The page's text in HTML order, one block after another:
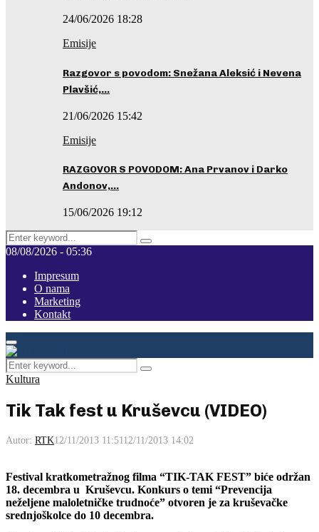
24/06/2026 18:28
Emisije
Razgovor s povodom: Snežana Aleksić i Nevena
Plavšić,…
21/06/2026 15:42
Emisije
RAZGOVOR S POVODOM: Ana Prvanov i Darko
Andonov,…
15/06/2026 19:12
Search
for:
Pretraga
08/08/2026 - 05:36
Impresum
O nama
Marketing
Kontakt
Facebook
Instagram
Youtube
Primary
Menu
Search
for:
Pretraga
Kultura
Tik Tak fest u Kruševcu (VIDEO)
Autor: RTK12/11/2013 11:51 12/11/2013 14:02
Festival kratkometražnog filma “TIK-TAK FEST” biće održan
18. decembra u Kruševcu. Konkurs o temi “Prevencija
neželjene maloletničke trudnoće” otvoren je za kruševačke
srednjoškolce do 10 decembra.